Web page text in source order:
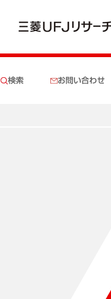
検索 お問い合わせ